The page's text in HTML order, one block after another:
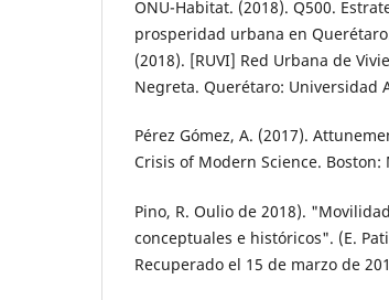
ONU-Habitat. (2018). Q500.
prosperidad urbana en
(2018). [RUVI] Red Urbana de
Negreta. Querétaro: Univer­sidad
Pérez Gómez, A. (2017).
Crisis of Modern Science. Boston:
Pino, R. Oulio de 2018).
conceptuales e históricos". (E.
Recuperado el 15 de mar­zo de